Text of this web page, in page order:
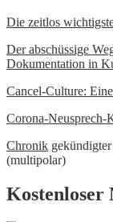
Die zeitlos
Der abschüssige
Dokumentation in
Cancel-Culture:
Corona-Neusprech-
Chronik
(multipolar)
Kostenloser